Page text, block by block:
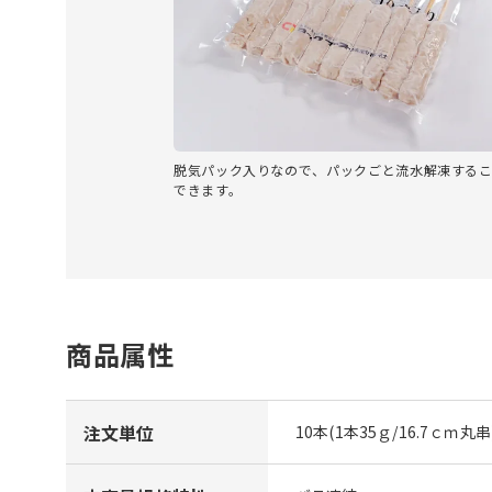
脱気パック入りなので、パックごと流水解凍する
できます。
商品属性
注文単位 10本(1本35ｇ/16.7ｃｍ丸